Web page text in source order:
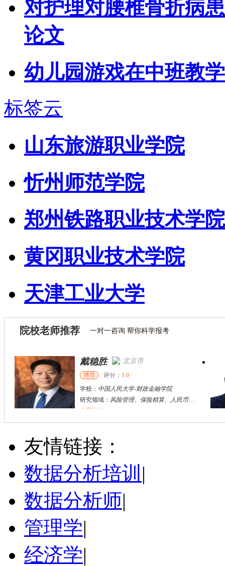
对护理对腰椎骨折病
论文
幼儿园游戏在中班教
标签云
山东旅游职业学院
忻州师范学院
郑州铁路职业技术学院
黄冈职业技术学院
天津工业大学
院校老师推荐 一对一咨询 帮你科学报考
戴稳胜 北京市
博导 评分： 1.0
学校： 中国人民大学-财政金融学院
研究领域： 风险管理、保险精算、人民币国际化
立即咨询
陈传红 武汉市
硕导
学校：中南民族大学
立即咨询
友情链接：
数据分析培训 |
数据分析师|
管理学|
经济学|